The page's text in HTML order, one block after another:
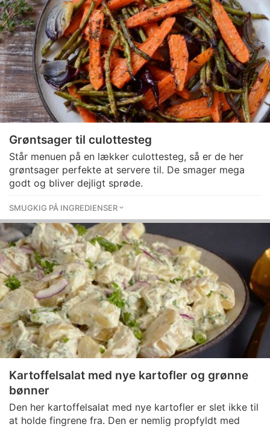
Grøntsager til culottesteg
Står menuen på en lækker culottesteg, så er de her
grøntsager perfekte at servere til. De smager mega
godt og bliver dejligt sprøde.
SMUGKIG PÅ INGREDIENSER
Kartoffelsalat med nye kartofler og grønne
bønner
Den her kartoffelsalat med nye kartofler er slet ikke til
at holde fingrene fra. Den er nemlig propfyldt med